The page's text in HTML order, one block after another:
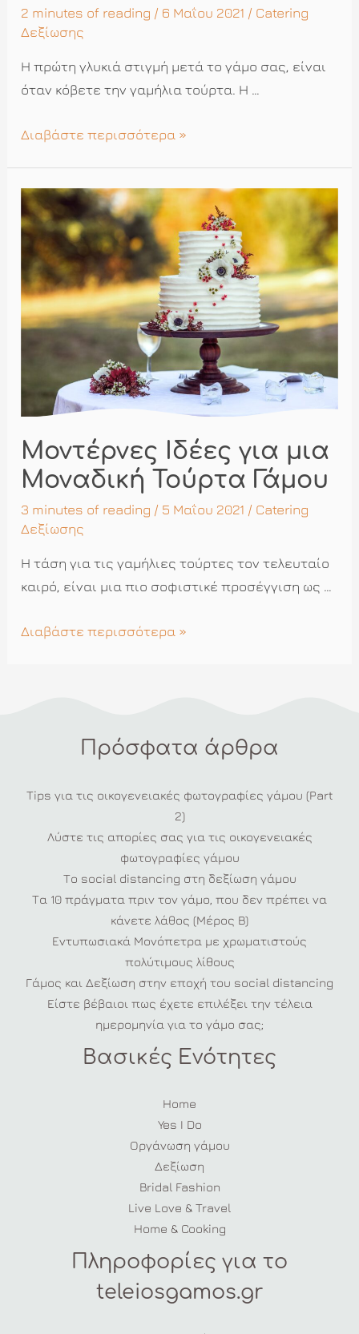
2 minutes of reading / 6 Μαΐου 2021 / Catering
Δεξίωσης
Η πρώτη γλυκιά στιγμή μετά το γάμο σας, είναι
όταν κόβετε την γαμήλια τούρτα. Η …
Η
γάμου
χρειάζεται
χρόνο
και
έρευνα
Διαβάστε περισσότερα »
Μοντέρνες Ιδέες για μια
Μοναδική Τούρτα Γάμου
3 minutes of reading / 5 Μαΐου 2021 / Catering
Δεξίωσης
Η τάση για τις γαμήλιες τούρτες τον τελευταίο
καιρό, είναι μια πιο σοφιστικέ προσέγγιση ως …
Μοντέρνες
Διαβάστε περισσότερα »
Πρόσφατα άρθρα
Tips για τις οικογενειακές φωτογραφίες γάμου (Part
2)
Λύστε τις απορίες σας για τις οικογενειακές
φωτογραφίες γάμου
Το social distancing στη δεξίωση γάμου
Τα 10 πράγματα πριν τον γάμο, που δεν πρέπει να
κάνετε λάθος (Μέρος Β)
Εντυπωσιακά Μονόπετρα με χρωματιστούς
πολύτιμους λίθους
Γάμος και Δεξίωση στην εποχή του social distancing
Είστε βέβαιοι πως έχετε επιλέξει την τέλεια
ημερομηνία για το γάμο σας;
Βασικές Ενότητες
Home
Yes I Do
Οργάνωση γάμου
Δεξίωση
Bridal Fashion
Live Love & Travel
Home & Cooking
Πληροφορίες για το
teleiosgamos.gr